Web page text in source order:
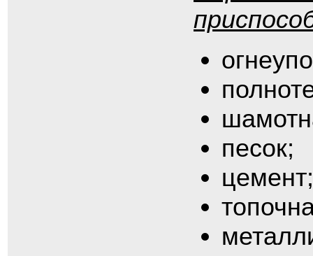
песок;
цемент;